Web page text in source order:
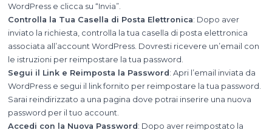
WordPress e clicca su “Invia”.
Controlla la Tua Casella di Posta Elettronica: Dopo aver
inviato la richiesta, controlla la tua casella di posta elettronica
associata all’account WordPress. Dovresti ricevere un’email con
le istruzioni per reimpostare la tua password.
Segui il Link e Reimposta la Password : Apri l’email inviata da
WordPress e segui il link fornito per reimpostare la tua password.
Sarai reindirizzato a una pagina dove potrai inserire una nuova
password per il tuo account.
Accedi con la Nuova Password : Dopo aver reimpostato la